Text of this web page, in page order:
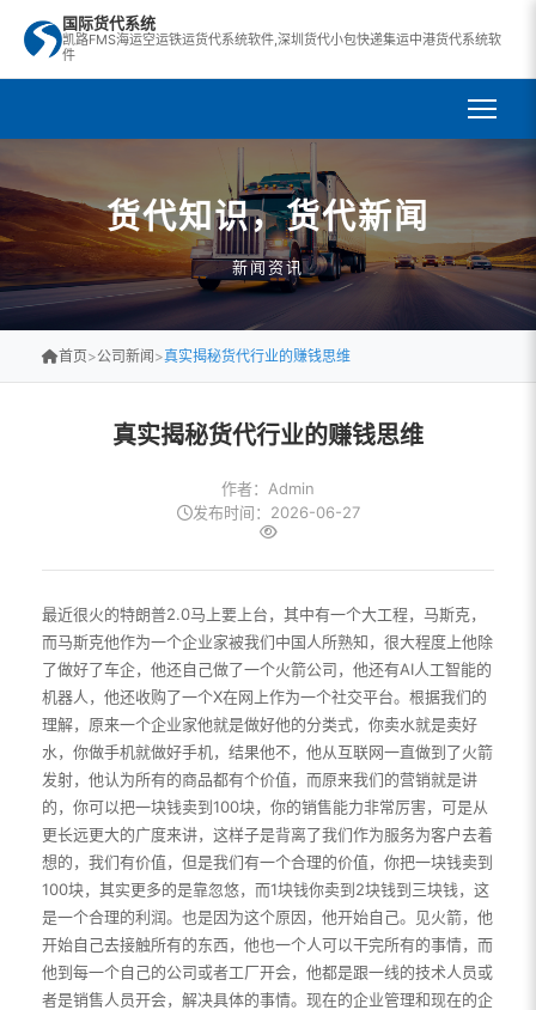
国际货代系统
凯路FMS海运空运铁运货代系统软件,深圳货代小包快递集运中港货代系统软
件
货代知识，货代新闻
新闻资讯
首页>公司新闻 >真实揭秘货代行业的赚钱思维
真实揭秘货代行业的赚钱思维
作者：Admin
发布时间：2026-06-27
最近很火的特朗普2.0马上要上台，其中有一个大工程，马斯克，
而马斯克他作为一个企业家被我们中国人所熟知，很大程度上他除
了做好了车企，他还自己做了一个火箭公司，他还有AI人工智能的
机器人，他还收购了一个X在网上作为一个社交平台。根据我们的
理解，原来一个企业家他就是做好他的分类式，你卖水就是卖好
水，你做手机就做好手机，结果他不，他从互联网一直做到了火箭
发射，他认为所有的商品都有个价值，而原来我们的营销就是讲
的，你可以把一块钱卖到100块，你的销售能力非常厉害，可是从
更长远更大的广度来讲，这样子是背离了我们作为服务为客户去着
想的，我们有价值，但是我们有一个合理的价值，你把一块钱卖到
100块，其实更多的是靠忽悠，而1块钱你卖到2块钱到三块钱，这
是一个合理的利润。也是因为这个原因，他开始自己。见火箭，他
开始自己去接触所有的东西，他也一个人可以干完所有的事情，而
他到每一个自己的公司或者工厂开会，他都是跟一线的技术人员或
者是销售人员开会，解决具体的事情。现在的企业管理和现在的企